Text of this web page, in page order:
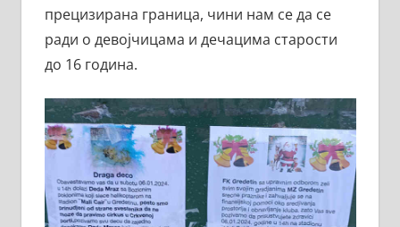
прецизирана граница, чини нам се да се
ради о девојчицама и дечацима старости
до 16 година.